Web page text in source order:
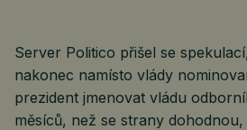
Server Politico přišel se
nakonec namísto vlády
prezident jmenovat vládu
měsíců, než se strany